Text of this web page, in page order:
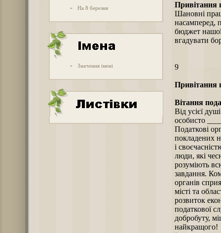
- На 8 березня
- Значення імені
Привітання
Шановні
насамперед,
бюджет
вгадувати
9
Привітання
Вітання
Від усієї
особисто
Податкові
покладених
і
люди, які
розуміють
завдання.
органів
місті та
розвиток
податкової
добробуту,
найкращого!